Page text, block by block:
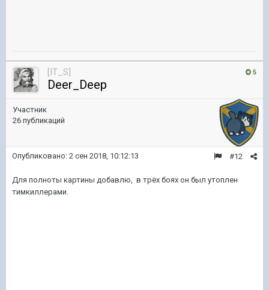
5
[IT_S]
Deer_Deep
Участник
26 публикаций
#12
Опубликовано: 2 сен 2018, 10:12:13
Для полноты картины добавлю, в трёх боях он был утоплен
тимкиллерами.